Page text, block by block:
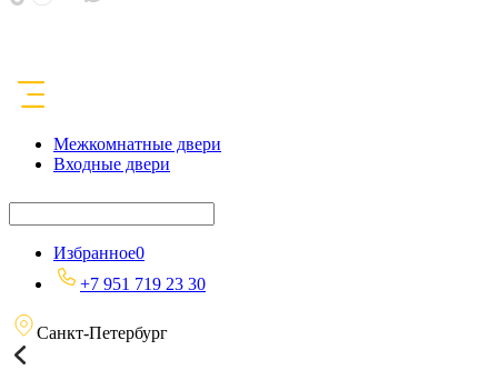
Межкомнатные двери
Входные двери
Избранное0
+7 951 719 23 30
Санкт-Петербург